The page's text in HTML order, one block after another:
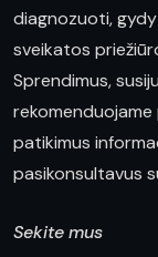
diagnozuoti,
sveikatos
Sprendimus,
patikimus
pasikonsultavus
Sekite mus